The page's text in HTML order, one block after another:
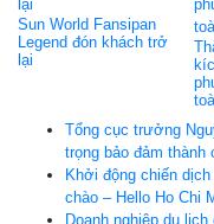
Sun World Fansipan
Legend đón khách trở
lại
Tổng cục trưởng
trọng bảo đảm
Khởi động chiến
chào – Hello Ho Chi
Doanh nghiệp du